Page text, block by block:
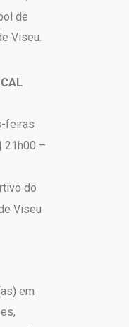
de
Viseu.
feiras
21h00 –
do
Viseu
em